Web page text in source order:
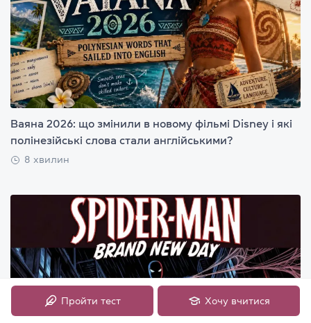
Ваяна 2026: що змінили в новому фільмі Disney і які
полінезійські слова стали англійськими?
8 хвилин
Пройти тест Хочу вчитися